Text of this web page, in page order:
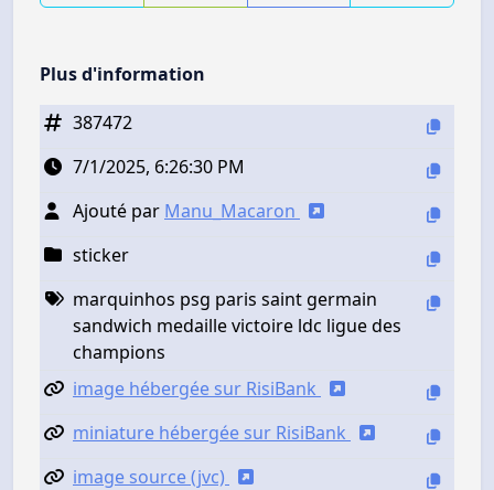
Plus d'information
387472
7/1/2025, 6:26:30 PM
Ajouté par Manu_Macaron
sticker
marquinhos psg paris saint germain
sandwich medaille victoire ldc ligue des
champions
image hébergée sur RisiBank
miniature hébergée sur RisiBank
image source (jvc)